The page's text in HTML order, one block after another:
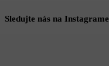
Sledujte nás na Instagrame